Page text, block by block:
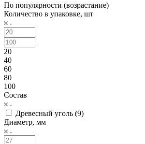
По популярности (возрастание)
Количество в упаковке, шт
20
40
60
80
100
Состав
Древесный уголь (9)
Диаметр, мм